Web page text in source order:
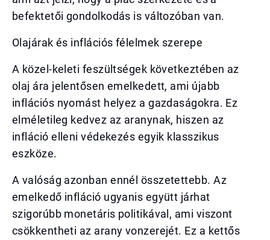
befektetői gondolkodás is változóban van.
Olajárak és inflációs félelmek szerepe
A közel-keleti feszültségek következtében az
olaj ára jelentősen emelkedett, ami újabb
inflációs nyomást helyez a gazdaságokra. Ez
elméletileg kedvez az aranynak, hiszen az
infláció elleni védekezés egyik klasszikus
eszköze.
A valóság azonban ennél összetettebb. Az
emelkedő infláció ugyanis együtt járhat
szigorúbb monetáris politikával, ami viszont
csökkentheti az arany vonzerejét. Ez a kettős